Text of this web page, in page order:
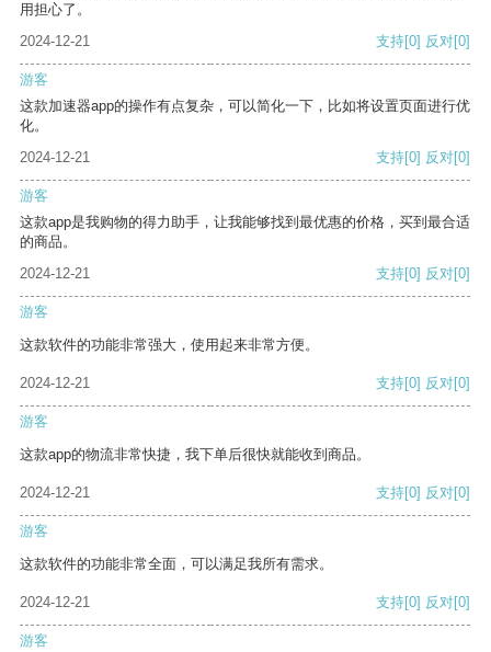
用担心了。
2024-12-21
支持[0] 反对[0]
游客
这款加速器app的操作有点复杂，可以简化一下，比如将设置页面进行优
化。
2024-12-21
支持[0] 反对[0]
游客
这款app是我购物的得力助手，让我能够找到最优惠的价格，买到最合适
的商品。
2024-12-21
支持[0] 反对[0]
游客
这款软件的功能非常强大，使用起来非常方便。
2024-12-21 支持[0] 反对[0]
游客
这款app的物流非常快捷，我下单后很快就能收到商品。
2024-12-21 支持[0] 反对[0]
游客
这款软件的功能非常全面，可以满足我所有需求。
2024-12-21 支持[0] 反对[0]
游客